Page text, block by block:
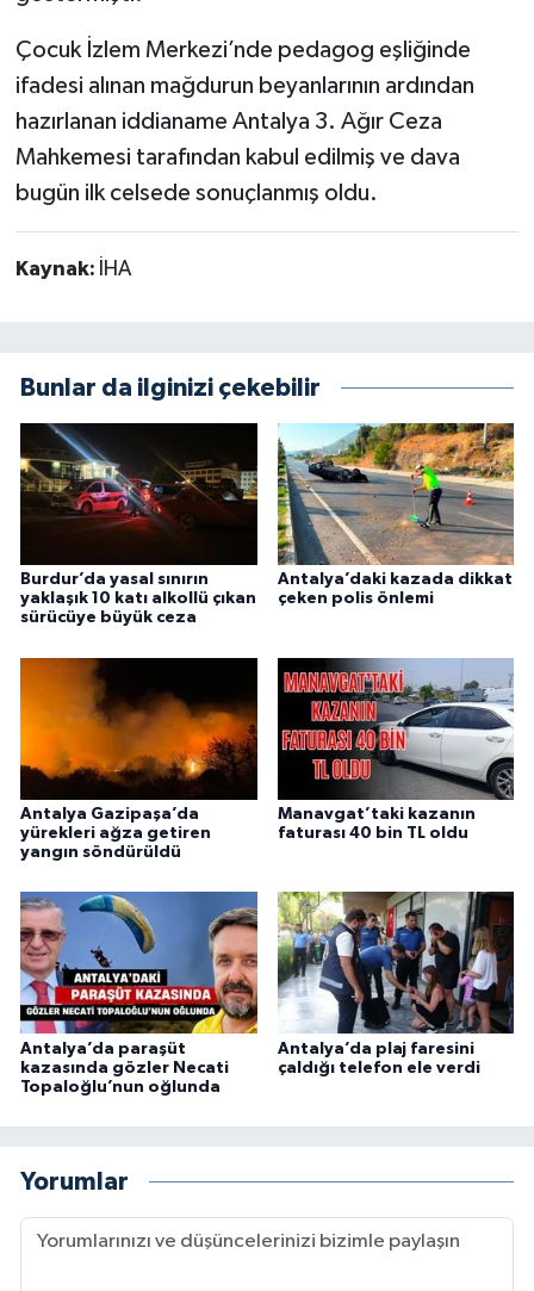
Çocuk İzlem Merkezi’nde pedagog eşliğinde
ifadesi alınan mağdurun beyanlarının ardından
hazırlanan iddianame Antalya 3. Ağır Ceza
Mahkemesi tarafından kabul edilmiş ve dava
bugün ilk celsede sonuçlanmış oldu.
Kaynak: İHA
Bunlar da ilginizi çekebilir
Burdur’da yasal sınırın
yaklaşık 10 katı alkollü çıkan
sürücüye büyük ceza
Antalya’daki kazada dikkat
çeken polis önlemi
Antalya Gazipaşa’da
yürekleri ağza getiren
yangın söndürüldü
Manavgat’taki kazanın
faturası 40 bin TL oldu
Antalya’da paraşüt
kazasında gözler Necati
Topaloğlu’nun oğlunda
Antalya’da plaj faresini
çaldığı telefon ele verdi
Yorumlar